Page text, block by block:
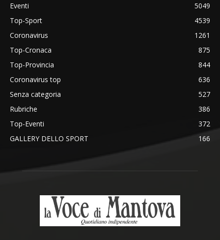
Eventi
5049
Top-Sport
4539
Coronavirus
1261
Top-Cronaca
875
Top-Provincia
844
Coronavirus top
636
Senza categoria
527
Rubriche
386
Top-Eventi
372
GALLERY DELLO SPORT
166